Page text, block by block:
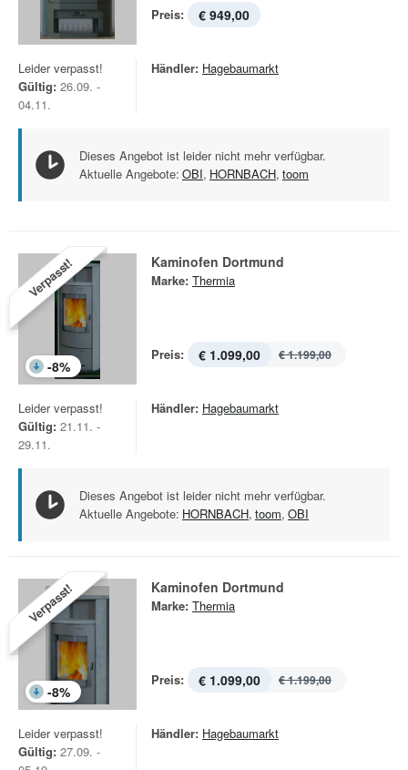
Preis: € 949,00
Leider verpasst!
Gültig: 26.09. -
04.11.
Händler: Hagebaumarkt
Dieses Angebot ist leider nicht mehr verfügbar.
Aktuelle Angebote: OBI, HORNBACH, toom
Verpasst!
-8%
Kaminofen Dortmund
Marke: Thermia
Preis: € 1.099,00 € 1.199,00
Leider verpasst!
Gültig: 21.11. -
29.11.
Händler: Hagebaumarkt
Dieses Angebot ist leider nicht mehr verfügbar.
Aktuelle Angebote: HORNBACH, toom, OBI
Verpasst!
-8%
Kaminofen Dortmund
Marke: Thermia
Preis: € 1.099,00 € 1.199,00
Leider verpasst!
Gültig: 27.09. -
Händler: Hagebaumarkt